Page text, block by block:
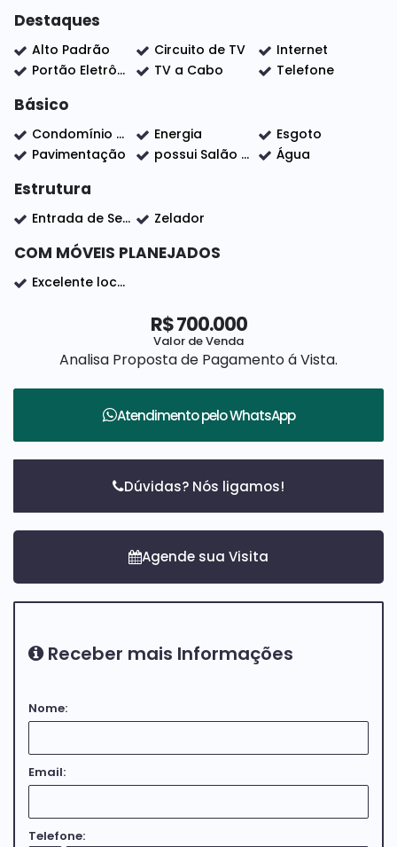
Imobiliária estamos a Disposição para lhe Atender.
Destaques
Alto Padrão Circuito de TV
Internet
Portão Eletrônico
TV a Cabo Telefone
Básico
Condomínio com segurança e controle de acesso 24 horas e lazer completo, com fácil acesso as principais avenidas e centro da cidade. Energia
Esgoto
Pavimentação
possui Salão de festas, Quadra Poliesportiva, Quadra Tênis, Quadra Beach Tênis, playGround, Academia Equipada, churrasqueira, campo futebol e Portaria 24 hs. Água
Estrutura
Entrada de Serviço Zelador
COM MÓVEIS PLANEJADOS
Excelente localização
R$700.000
Valor de Venda
Analisa Proposta de Pagamento á Vista.
Atendimento peloWhatsApp
Dúvidas? Nós ligamos!
Receber mais Informações
Nome:
Email:
Telefone: